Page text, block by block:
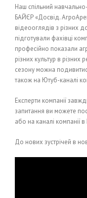
Наш спільний
БАЙЄР «Досвід.
відеооглядів з різних
підготували фахівці
професійно показали
різних культур в різних
сезону можна
також на Ютуб-каналі
Експерти компанії
запитання ви можете
або на каналі компанії
До нових зустрічей в